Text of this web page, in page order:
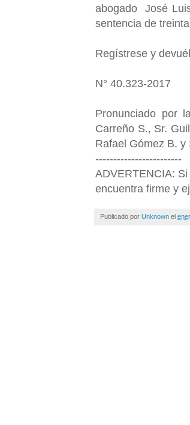
abogado
José
sentencia de
Regístrese y
N° 40.323-2017
Pronunciado por
Carreño S., Sr.
Rafael Gómez B. y
------------------------
ADVERTENCIA:
encuentra firme y
Publicado por Unknown el